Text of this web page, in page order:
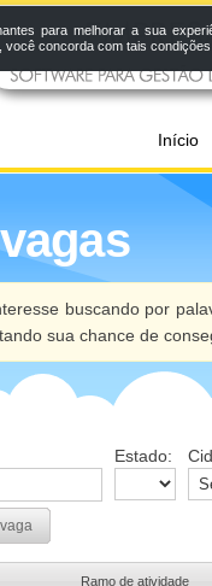
Início
buscando por
sua chance de
Estado:
Ramo de atividade
para melhorar a sua
você concorda com tais